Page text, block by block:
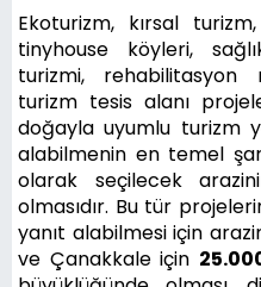
Ekoturizm, kırsal
tinyhouse köyleri,
turizmi,
turizm tesis alanı
doğayla uyumlu turizm
alabilmenin en temel
olarak seçilecek
olmasıdır. Bu tür
yanıt alabilmesi için
ve Çanakkale için